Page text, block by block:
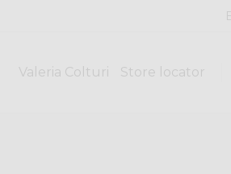
Valeria Colturi Store locator